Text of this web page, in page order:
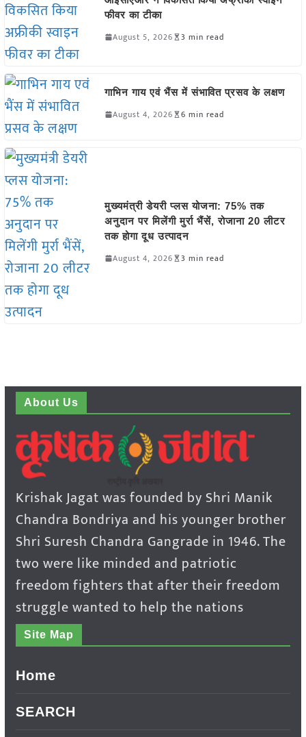
फीवर का टीका
August 5, 2026 3 min read
गाभिन गाय एवं भैंस में संभावित प्रसव के लक्षण
August 4, 2026 6 min read
मुख्यमंत्री डेयरी प्लस योजना: 75% तक
अनुदान पर मिलेंगी मुर्रा भैंसें, रोजाना 20 लीटर
तक होगा दूध उत्पादन
August 4, 2026 3 min read
About Us
Krishak Jagat was founded by Shri Manik
Chandra Bondriya and his younger brother
Shri Suresh Chandra Gangrade in 1946. The
two were like minded and patriotic
freedom fighters that after their freedom
struggle wanted to help the nations
Site Map
Home
SEARCH